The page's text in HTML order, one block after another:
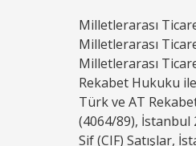
Milletlerarası
Milletlerarası
Milletlerarası
Rekabet Hukuku
Türk ve AT
(4064/89), İstanbul
Sif (CIF) Satışlar,